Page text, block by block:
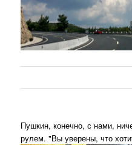
Пушкин, конечно, с нами,
рулем. "Вы уверены, что